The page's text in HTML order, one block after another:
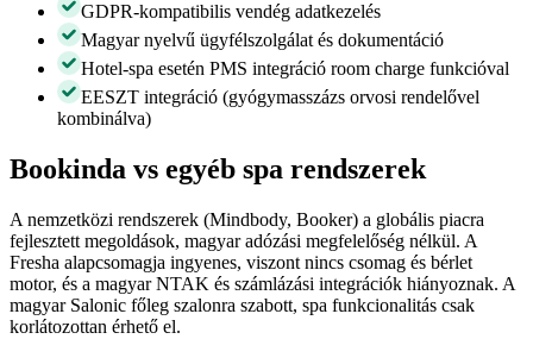
GDPR-kompatibilis vendég adatkezelés
Magyar nyelvű ügyfélszolgálat és dokumentáció
Hotel-spa esetén PMS integráció room charge funkcióval
EESZT integráció (gyógymasszázs orvosi rendelővel
kombinálva)
Bookinda vs egyéb spa rendszerek
A nemzetközi rendszerek (Mindbody, Booker) a globális piacra
fejlesztett megoldások, magyar adózási megfelelőség nélkül. A
Fresha alapcsomagja ingyenes, viszont nincs csomag és bérlet
motor, és a magyar NTAK és számlázási integrációk hiányoznak. A
magyar Salonic főleg szalonra szabott, spa funkcionalitás csak
korlátozottan érhető el.